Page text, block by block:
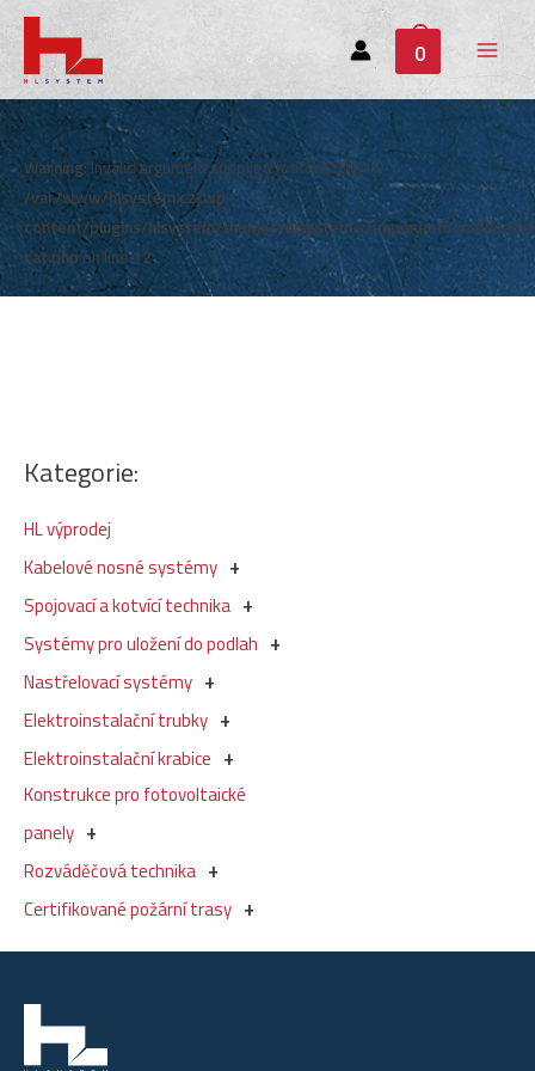
0
Main
Menu
Kategorie:
HL výprodej
Kabelové nosné systémy
Spojovací a kotvící technika
Systémy pro uložení do podlah
Nastřelovací systémy
Elektroinstalační trubky
Elektroinstalační krabice
Konstrukce pro fotovoltaické
panely
Rozváděčová technika
Certifikované požární trasy
Warning: Invalid argument supplied for foreach() in
/var/www/hlsystem.cz/wp-
content/plugins/hlsystem/themes/hlsystem/components/
cat.phpon line12